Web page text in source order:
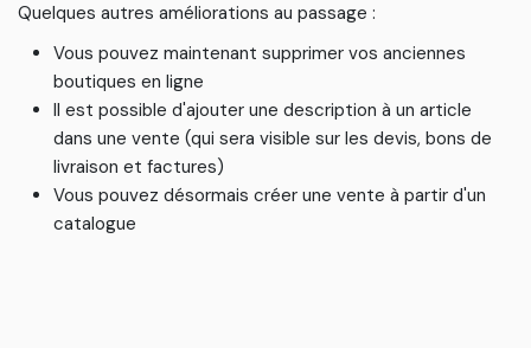
Quelques autres améliorations au passage :
Vous pouvez maintenant supprimer vos anciennes
boutiques en ligne
Il est possible d'ajouter une description à un article
dans une vente (qui sera visible sur les devis, bons de
livraison et factures)
Vous pouvez désormais créer une vente à partir d'un
catalogue